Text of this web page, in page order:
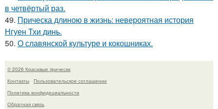
в четвёртый раз.
49. Прическа длиною в жизнь: невероятная история
Нгуен Тхи динь.
50. О славянской культуре и кокошниках.
© 2026 Красивые прически
Контакты
Пользовательское соглашение
Политика конфидециальности
Обратная связь